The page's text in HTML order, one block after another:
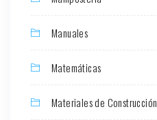
Manuales
Matemáticas
Materiales de Construcción